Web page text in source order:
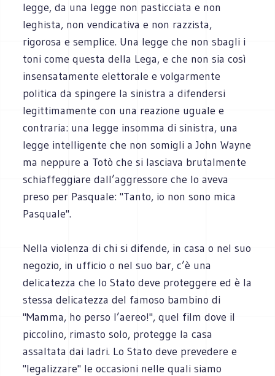
legge, da una legge non pasticciata e non
leghista, non vendicativa e non razzista,
rigorosa e semplice. Una legge che non sbagli i
toni come questa della Lega, e che non sia così
insensatamente elettorale e volgarmente
politica da spingere la sinistra a difendersi
legittimamente con una reazione uguale e
contraria: una legge insomma di sinistra, una
legge intelligente che non somigli a John Wayne
ma neppure a Totò che si lasciava brutalmente
schiaffeggiare dall’aggressore che lo aveva
preso per Pasquale: "Tanto, io non sono mica
Pasquale".
Nella violenza di chi si difende, in casa o nel suo
negozio, in ufficio o nel suo bar, c’è una
delicatezza che lo Stato deve proteggere ed è la
stessa delicatezza del famoso bambino di
"Mamma, ho perso l’aereo!", quel film dove il
piccolino, rimasto solo, protegge la casa
assaltata dai ladri. Lo Stato deve prevedere e
"legalizzare" le occasioni nelle quali siamo